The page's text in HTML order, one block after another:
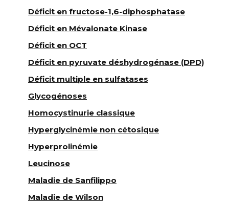
Déficit en fructose-1,6-diphosphatase
Déficit en Mévalonate Kinase
Déficit en OCT
Déficit en pyruvate déshydrogénase (DPD)
Déficit multiple en sulfatases
Glycogénoses
Homocystinurie classique
Hyperglycinémie non cétosique
Hyperprolinémie
Leucinose
Maladie de Sanfilippo
Maladie de Wilson